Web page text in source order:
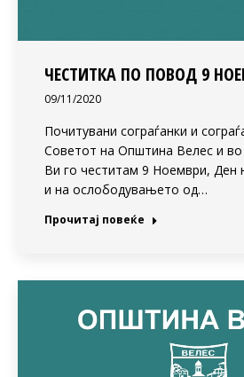
ЧЕСТИТКА ПО ПОВОД 9
09/11/2020
Почитувани сограѓанки и
Советот на Општина Велес и
Ви го честитам 9 Ноември, Ден
и на ослободувањето од…
Прочитај повеќе